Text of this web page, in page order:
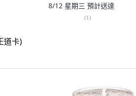
8/12 星期三 預計送達
(1)